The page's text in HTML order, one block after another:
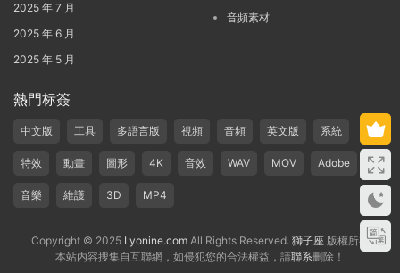
2025 年 7 月
2025 年 6 月
2025 年 5 月
音頻素材
熱門标簽
中文版 工具 多語言版 視頻 音頻 英文版 系統
特效 動畫 圖形 4K 音效 WAV MOV Adobe
音樂 維護 3D MP4
Copyright © 2025 Lyonine.comAll Rights Reserved. 獅子座版權所有
本站内容搜集自互聯網，如侵犯您的合法權益，請聯系删除！